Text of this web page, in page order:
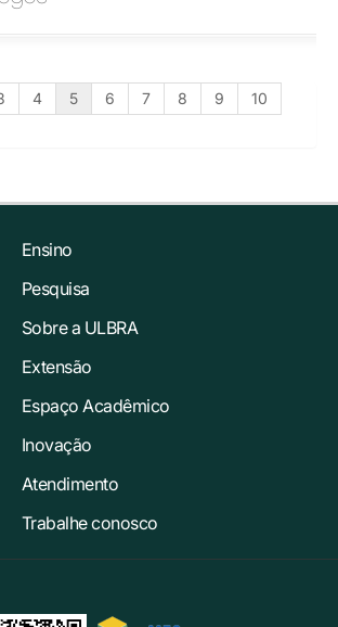
4 5 6 7 8 9
10
Ensino
Pesquisa
Sobre a ULBRA
Extensão
Espaço Acadêmico
Inovação
Atendimento
Trabalhe conosco